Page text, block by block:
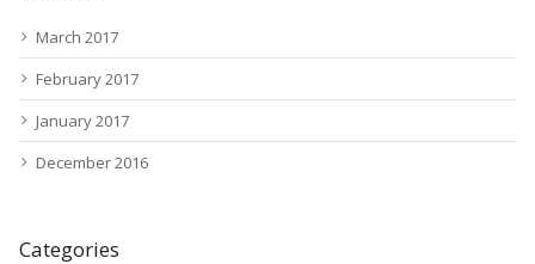
March 2017
February 2017
January 2017
December 2016
Categories